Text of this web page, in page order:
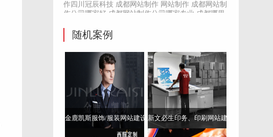
作四川冠辰科技 成都网站制作 网站制作 成都网站制
作公司哪家好 成都网站制作公司哪家专业 成都哪里
网站制作公司 网站制作公司
钱
百度包年推广多少钱
推广 百度推广 包年推广 公司建网站多少钱 四川用
用心建网站 四川建网站 如何做好网站建设
四川网站建设热线
成都大邑网络推广引流
成都 网站制作流程 网站制作步骤 永久网
站域名 成都好的网站制作公司哪家好 定制 定制网站
网站定制 成都网站设计 网站设计 成都网站建设四川
冠辰科技 成都网站建设四川冠辰
成都网站建设冠辰
优化软件 四川齐全的网站首页优化软件 首页优化 四
川服务专业的网站首页优化软件 四川网络营销电话
四川齐全的网站优化怎么做
成都做网站公
随机案例
金鹿凯斯服饰/服装网站建设 新文必生印务、印刷网站建设、包装网站